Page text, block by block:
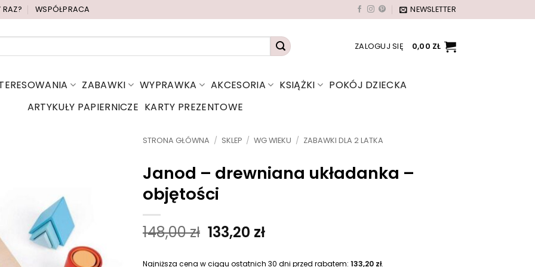
RAZ? WSPÓŁPRACA NEWSLETTER
ZALOGUJ SIĘ 0,00 ZŁ
ZABAWKI WYPRAWKA AKCESORIA KSIĄŻKI
POKÓJ DZIECKA
ARTYKUŁY PAPIERNICZE KARTY PREZENTOWE
STRONA GŁÓWNA / SKLEP / WG WIEKU / ZABAWKI DLA 2 LATKA
Janod – drewniana układanka –
objętości
148,00zł P
e
133,20 złA
t
Najniższa cena w ciągu ostatnich 30 dni przed rabatem: 133,20 zł.